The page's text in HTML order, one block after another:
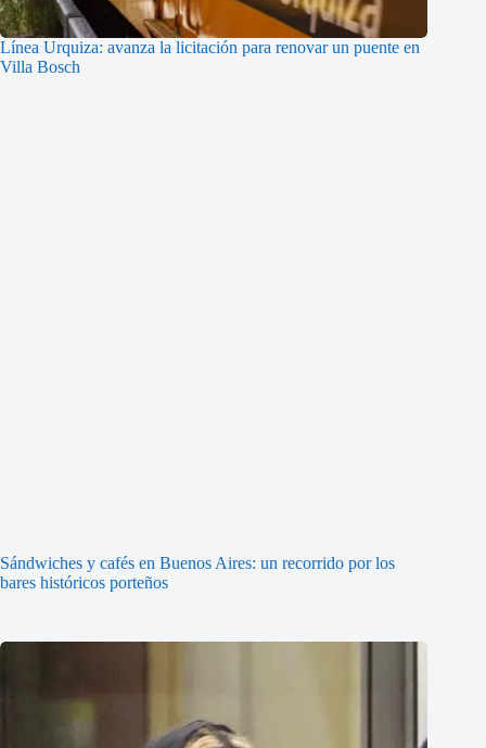
Línea Urquiza: avanza la licitación para renovar un puente en
Villa Bosch
Sándwiches y cafés en Buenos Aires: un recorrido por los
bares históricos porteños